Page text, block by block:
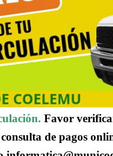
04, SEPTIEMBRE, 2018
GANA
y Nayade
de Cueca del Adulto
artículo.Favor
de pagos